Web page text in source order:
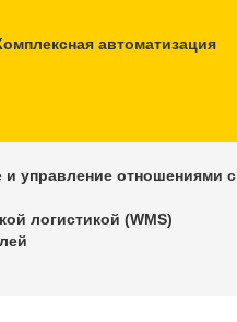
автоматизация
и управление отношениями с
логистикой (WMS)